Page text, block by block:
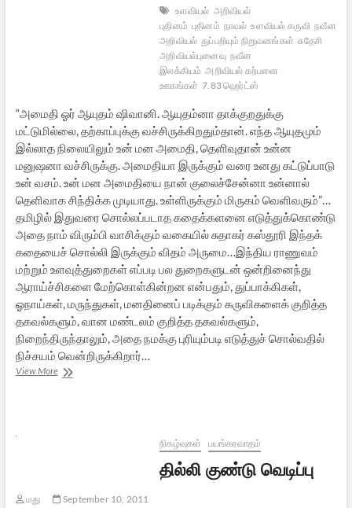
உளவியல் அறிவியல்
புதினம் புதினம் நாவல் உளவியல் கருவி நவீன
அறிவியல் துப்பறியும் நிறுவனங்கள் சுதேசி
அறிவியல்புனைவு நவீன
இலக்கியம் அறிவியல் கற்பனை
ஊகங்கள் 7.83 ஹெர்ட்ஸ்
“அமைதி ஓர் ஆயுதம் ஷிவானி. ஆயுதம்னா தாக்குறதுக்கு
மட்டுமில்லை, தற்காப்புக்கு வச்சிருக்கிறதும்தான். எந்த ஆயுதமும்
இல்லாத நிலையிலும் உன் மன அமைதி, தெளிவுதான் உன்ன
மனுஷனா வச்சிருக்கு. அமைதியா இருக்கும் வரை உனது கட்டுப்பாடு
உன் வசம். உன் மன அமைதியை நான் குலைச்சேன்னா உன்னால்
தெளிவாக சிந்திக்க முடியாது. உள்ளிருக்கும் மிருகம் வெளிவரும்”…
தமிழில் இதுவரை சொல்லப்படாத கதைக்களனை எடுத்துக்கொண்டு
அதை நாம் விரும்பி வாசிக்கும் வகையில் சுதாகர் கஸ்தூரி இந்தக்
கதையைச் சொல்லி இருக்கும் விதம் அருமை…இந்திய ராணுவம்
மற்றும் உளவுத்துறைகள் எப்படி பல துறைகளுடன் ஒன்றினைந்து
ஆராய்ச்சிகளை மேற்கொள்கின்றன என்பதும், துப்பாக்கிகள்,
ஓநாய்கள், மருந்துகள், மனதினைப் படிக்கும் கருவிகளைக் குறித்த
தகவல்களும், வான மண்டலம் குறித்த தகவல்களும்,
நிறைந்திருந்தாலும், அதை நமக்கு புரியும்படி எடுத்துச் சொல்வதில்
நிச்சயம் வென்றிருக்கிறார்…
View More“7.83
நிகழ்வுகள் பயங்கரவாதம்
தில்லி குண்டு வெடிப்பு
மது
September 10, 2011